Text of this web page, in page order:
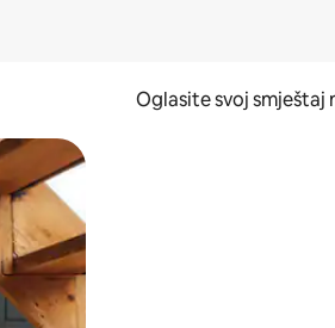
Oglasite svoj smještaj